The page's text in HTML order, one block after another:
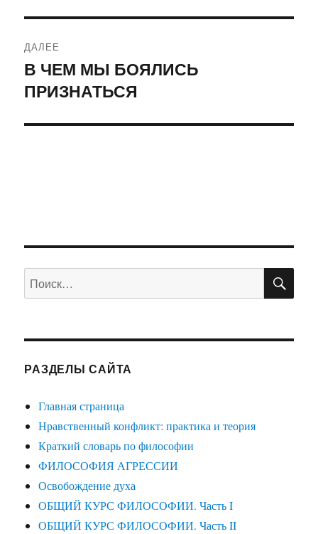
ДАЛЕЕ
Следующая
запись:
В ЧЕМ МЫ БОЯЛИСЬ
ПРИЗНАТЬСЯ
Искать:
РАЗДЕЛЫ САЙТА
Главная страница
Нравственный конфликт: практика и теория
Краткий словарь по философии
ФИЛОСОФИЯ АГРЕССИИ
Освобождение духа
ОБЩИЙ КУРС ФИЛОСОФИИ. Часть I
ОБЩИЙ КУРС ФИЛОСОФИИ. Часть II